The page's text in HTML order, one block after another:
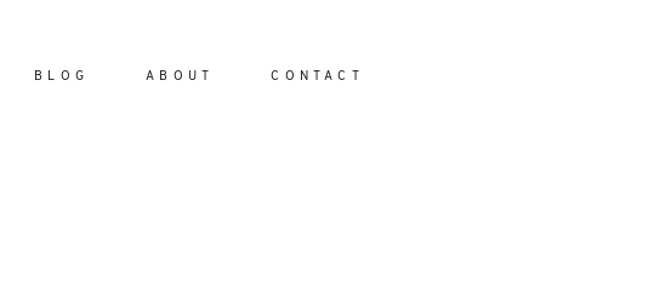
BLOG ABOUT CONTACT